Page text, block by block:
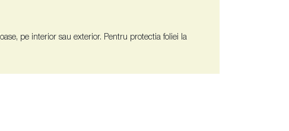
pe interior sau exterior. Pentru protectia foliei la